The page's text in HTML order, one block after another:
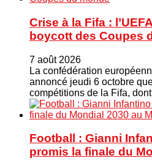
Crise à la Fifa :
boycott des Coupes
7 août 2026
La confédération
annoncé jeudi 6 octobre
compétitions de la Fifa,
Football : Gianni
promis la finale du